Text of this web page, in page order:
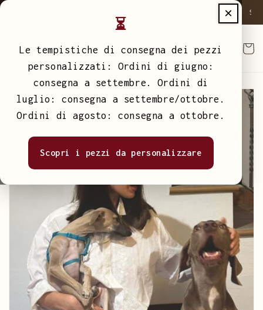
Vai
×
⏳
Le tempistiche di consegna dei pezzi
personalizzati: Ordini di giugno:
consegna a settembre. Ordini di
luglio: consegna a settembre/ottobre.
Ordini di agosto: consegna a ottobre.
Scopri i pezzi da personalizzare